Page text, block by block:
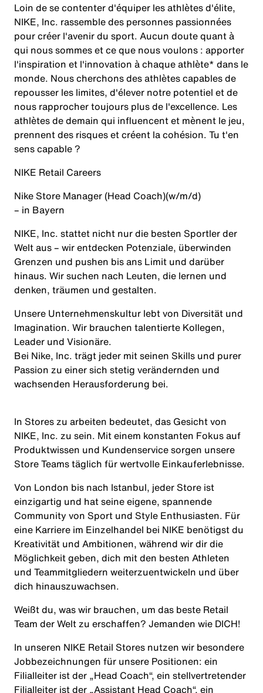
Loin de se contenter d'équiper les athlètes d'élite,
NIKE, Inc. rassemble des personnes passionnées
pour créer l'avenir du sport. Aucun doute quant à
qui nous sommes et ce que nous voulons : apporter
l'inspiration et l'innovation à chaque athlète* dans le
monde. Nous cherchons des athlètes capables de
repousser les limites, d'élever notre potentiel et de
nous rapprocher toujours plus de l'excellence. Les
athlètes de demain qui influencent et mènent le jeu,
prennent des risques et créent la cohésion. Tu t'en
sens capable ?
NIKE Retail Careers
Nike Store Manager (Head Coach)(w/m/d)
– in Bayern
NIKE, Inc. stattet nicht nur die besten Sportler der
Welt aus – wir entdecken Potenziale, überwinden
Grenzen und pushen bis ans Limit und darüber
hinaus. Wir suchen nach Leuten, die lernen und
denken, träumen und gestalten.
Unsere Unternehmenskultur lebt von Diversität und
Imagination. Wir brauchen talentierte Kollegen,
Leader und Visionäre.
Bei Nike, Inc. trägt jeder mit seinen Skills und purer
Passion zu einer sich stetig verändernden und
wachsenden Herausforderung bei.
In Stores zu arbeiten bedeutet, das Gesicht von
NIKE, Inc. zu sein. Mit einem konstanten Fokus auf
Produktwissen und Kundenservice sorgen unsere
Store Teams täglich für wertvolle Einkauferlebnisse.
Von London bis nach Istanbul, jeder Store ist
einzigartig und hat seine eigene, spannende
Community von Sport und Style Enthusiasten. Für
eine Karriere im Einzelhandel bei NIKE benötigst du
Kreativität und Ambitionen, während wir dir die
Möglichkeit geben, dich mit den besten Athleten
und Teammitgliedern weiterzuentwickeln und über
dich hinauszuwachsen.
Weißt du, was wir brauchen, um das beste Retail
Team der Welt zu erschaffen? Jemanden wie DICH!
In unseren NIKE Retail Stores nutzen wir besondere
Jobbezeichnungen für unsere Positionen: ein
Filialleiter ist der „Head Coach“, ein stellvertretender
Filialleiter ist der „Assistant Head Coach“, ein